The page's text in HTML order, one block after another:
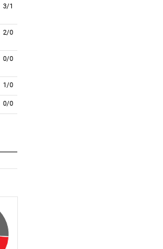
3/1
2/0
0/0
1/0
0/0